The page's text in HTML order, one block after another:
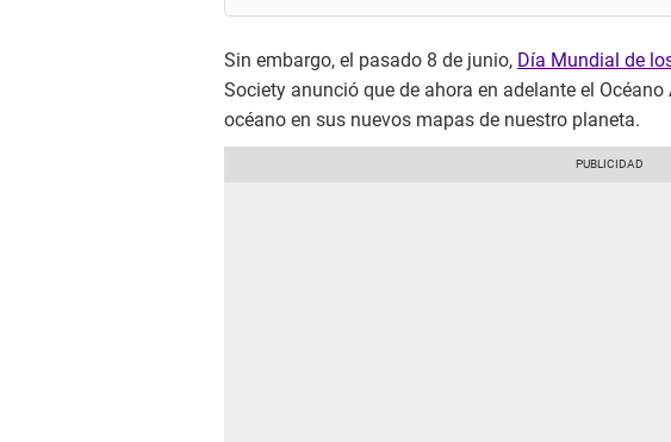
Sin embargo, el pasado 8 de junio, Día Mundial de
Society anunció que de ahora en adelante el
océano en sus nuevos mapas de nuestro planeta.